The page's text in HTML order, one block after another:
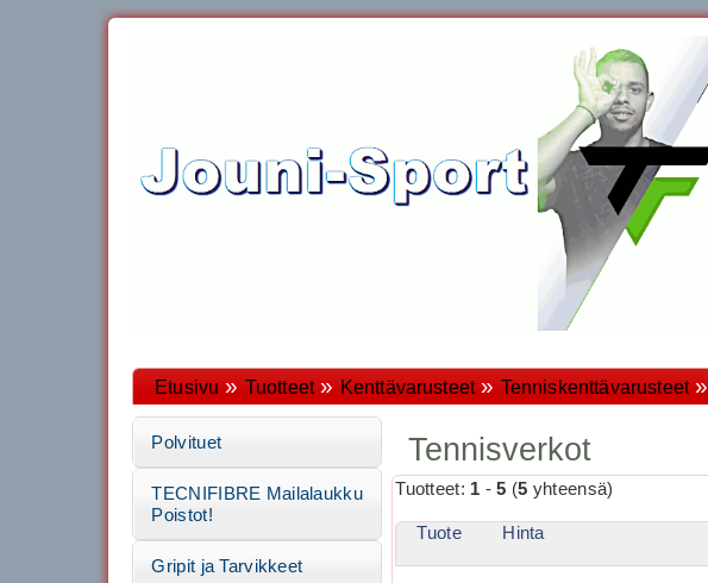
Etusivu » Tuotteet» Kenttävarusteet» Tenniskenttävarusteet»
Tennisverkot
Tuotteet: 1 -5 (5 yhteensä)
Tuote Hinta
Polvituet
TECNIFIBRE Mailalaukku
Poistot!
Gripit ja Tarvikkeet